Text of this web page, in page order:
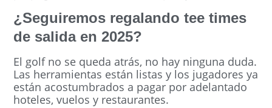
¿Seguiremos regalando tee times
de salida en 2025?
El golf no se queda atrás, no hay ninguna duda.
Las herramientas están listas y los jugadores ya
están acostumbrados a pagar por adelantado
hoteles, vuelos y restaurantes.